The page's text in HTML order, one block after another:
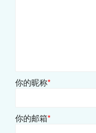
你的昵称*
你的邮箱*